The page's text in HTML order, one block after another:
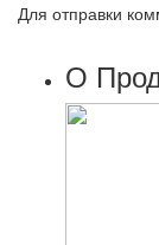
Для отправки
О